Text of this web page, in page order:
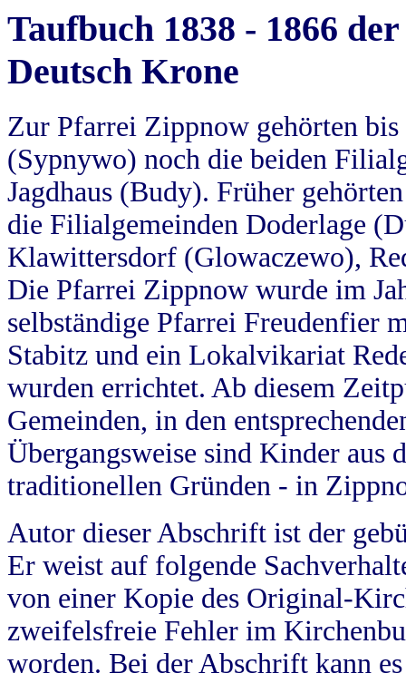
Taufbuch 1838 - 1866
Deutsch Krone
Zur Pfarrei Zippnow gehörten
(Sypnywo) noch die beiden
Jagdhaus (Budy). Früher
die Filialgemeinden Doderlage
Klawittersdorf (Glowaczewo),
Die Pfarrei Zippnow wurde im
selbständige Pfarrei Freudenfier
Stabitz und ein Lokalvikariat
wurden errichtet. Ab diesem
Gemeinden, in den
Übergangsweise sind Kinder aus
traditionellen Gründen - in
Autor dieser Abschrift ist der
Er weist auf folgende
von einer Kopie des Original-
zweifelsfreie Fehler im
worden. Bei der Abschrift kann